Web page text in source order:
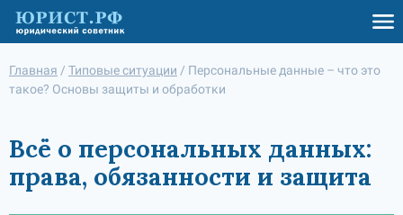
Главная / Типовые ситуации / Персональные данные – что это
такое? Основы защиты и обработки
Всё о персональных данных:
права, обязанности и защита